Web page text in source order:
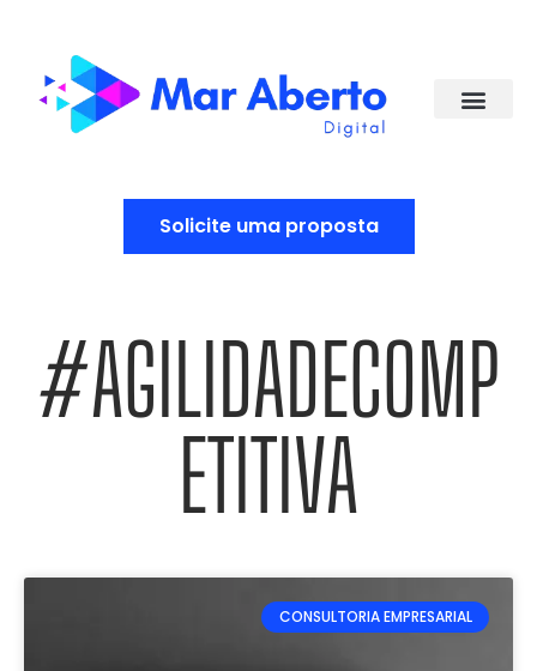
Solicite uma proposta
#AGILIDADECOMP
ETITIVA
CONSULTORIA EMPRESARIAL